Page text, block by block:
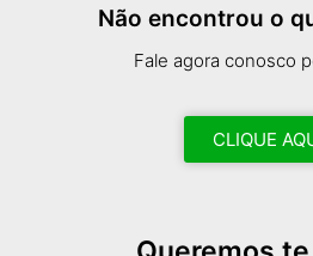
Não encontrou o
Fale agora conosco
CLIQUE